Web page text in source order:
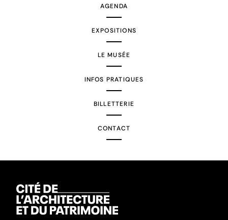
AGENDA
EXPOSITIONS
LE MUSÉE
INFOS PRATIQUES
BILLETTERIE
CONTACT